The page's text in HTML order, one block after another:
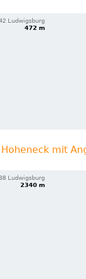
Ludwigsburg
472 m
mit
Ludwigsburg
2340 m